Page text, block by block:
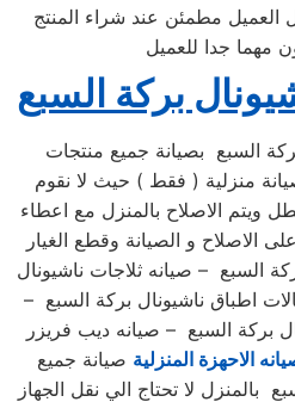
العميل مطمئن عند شراء المنتج
مهما جدا للعميل
بركة السبع
السبع بصيانة جميع منتجات
منزلية ( فقط ) حيث لا نقوم
ويتم الاصلاح بالمنزل مع اعطاء
الاصلاح و الصيانة وقطع الغيار
السبع – صيانه ثلاجات ناشيونال
اطباق ناشيونال بركة السبع –
بركة السبع – صيانه ديب فريزر
الاحهزة المنزلية صيانة جميع
بالمنزل لا تحتاج الي نقل الجهاز